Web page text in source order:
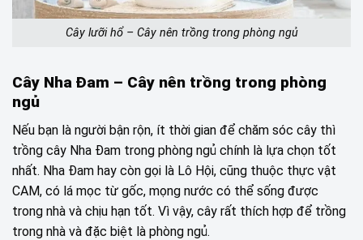
Cây lưỡi hổ – Cây nên trồng trong phòng ngủ
Cây Nha Đam – Cây nên trồng trong phòng
ngủ
Nếu bạn là người bận rộn, ít thời gian để chăm sóc cây thì
trồng cây Nha Đam trong phòng ngủ chính là lựa chọn tốt
nhất. Nha Đam hay còn gọi là Lô Hội, cũng thuộc thực vật
CAM, có lá mọc từ gốc, mọng nước có thể sống được
trong nhà và chịu hạn tốt. Vì vậy, cây rất thích hợp để trồng
trong nhà và đặc biệt là phòng ngủ.